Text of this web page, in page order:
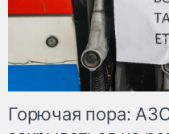
Горючая пора: